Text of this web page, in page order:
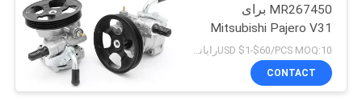
PRIVACY
POLICY
MR267450 برای
Mitsubishi Pajero V31
MR267854 / MR267659USD $1-$60/PCS MOQ:10رایانه های شخصی
CONTACT